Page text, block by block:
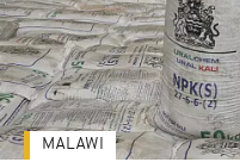
MALAWI